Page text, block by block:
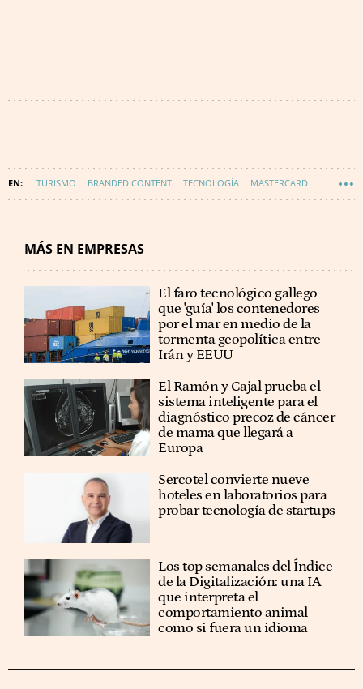
TURISMO BRANDED CONTENT TECNOLOGÍA MASTERCARD
MÁS EN EMPRESAS
El faro tecnológico gallego
que 'guía' los contenedores
por el mar en medio de la
tormenta geopolítica entre
Irán y EEUU
El Ramón y Cajal prueba el
sistema inteligente para el
diagnóstico precoz de cáncer
de mama que llegará a
Europa
Sercotel convierte nueve
hoteles en laboratorios para
probar tecnología de startups
Los top semanales del Índice
de la Digitalización: una IA
que interpreta el
comportamiento animal
como si fuera un idioma